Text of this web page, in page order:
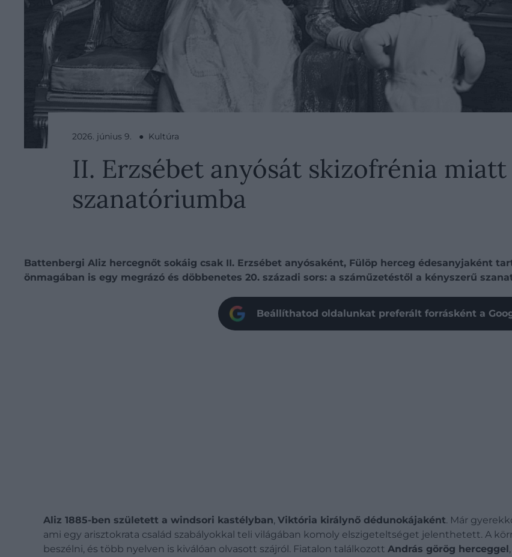
2026. június 9. ● Kultúra
II. Erzsébet anyósát skizofrénia
szanatóriumba
Battenbergi Aliz hercegnőt sokáig csak II. Erzsébet anyósaként, Fülöp herceg édesanyjaként
önmagában is egy megrázó és döbbenetes 20. századi sors: a száműzetéstől a kényszerű
Beállíthatod oldalunkat preferált forrásként a
Aliz 1885-ben született a windsori kastélyban, Viktória királynő dédunokájaként. Már
ami egy arisztokrata család szabályokkal teli világában komoly elszigeteltséget jelenthetett. A
beszélni, és több nyelven is kiválóan olvasott szájról. Fiatalon találkozott András görög herceggel